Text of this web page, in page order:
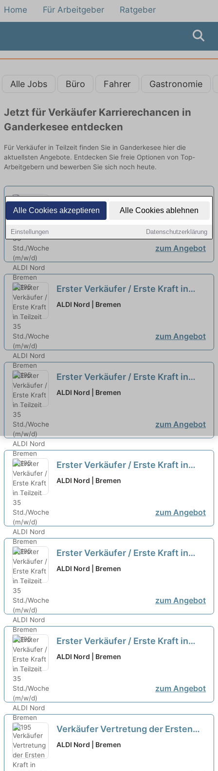
Alle Cookies akzeptieren Alle Cookies ablehnen
Einstellungen Datenschutzerklärung
Home Für Arbeitgeber Ratgeber
Alle Jobs Büro Fahrer Gastronomie
Jetzt für Verkäufer Karrierechancen in
Ganderkesee entdecken
Für Verkäufer in Teilzeit finden Sie in Ganderkesee hier die
aktuellsten Angebote. Entdecken Sie freie Optionen von Top-
Arbeitgebern und bewerben Sie sich noch heute.
Erster Verkäufer / Erste Kraft in
Teilzeit 35 Std./Woche (m/w/d) neu
ALDI Nord | Bremen
zum Angebot
Erster Verkäufer / Erste Kraft in
Teilzeit 35 Std./Woche (m/w/d)
ALDI Nord | Bremen
zum Angebot
Erster Verkäufer / Erste Kraft in
Teilzeit 35 Std./Woche (m/w/d)
ALDI Nord | Bremen
zum Angebot
Erster Verkäufer / Erste Kraft in
Teilzeit 35 Std./Woche (m/w/d)
ALDI Nord | Bremen
zum Angebot
Erster Verkäufer / Erste Kraft in
Teilzeit 35 Std./Woche (m/w/d)
ALDI Nord | Bremen
zum Angebot
Erster Verkäufer / Erste Kraft in
Teilzeit 35 Std./Woche (m/w/d)
ALDI Nord | Bremen
zum Angebot
Verkäufer Vertretung der Ersten
Kraft in Teilzeit 30 Std./Woche
ALDI Nord | Bremen